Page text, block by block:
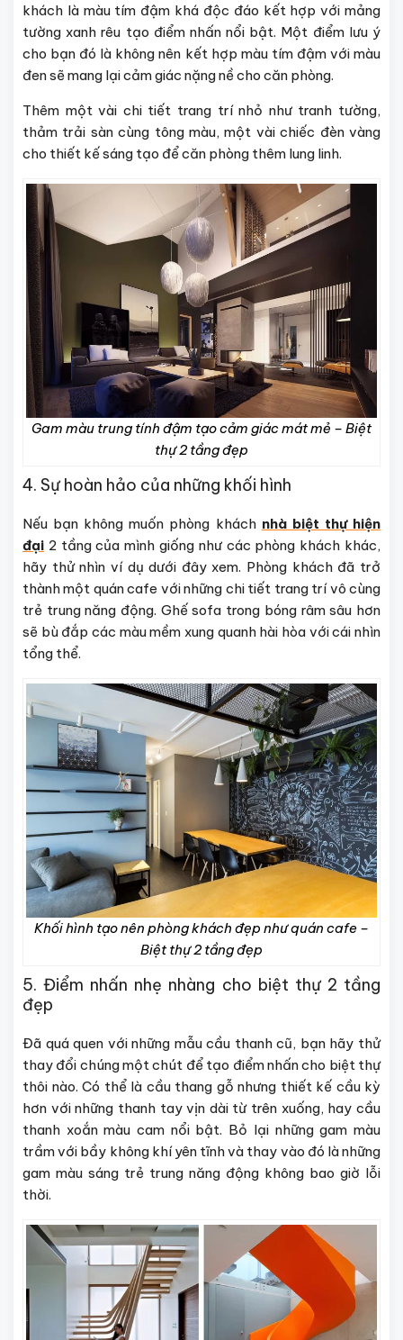
khách là màu tím đậm khá độc đáo kết hợp với mảng
tường xanh rêu tạo điểm nhấn nổi bật. Một điểm lưu ý
cho bạn đó là không nên kết hợp màu tím đậm với màu
đen sẽ mang lại cảm giác nặng nề cho căn phòng.
Thêm một vài chi tiết trang trí nhỏ như tranh tường,
thảm trải sàn cùng tông màu, một vài chiếc đèn vàng
cho thiết kế sáng tạo để căn phòng thêm lung linh.
Gam màu trung tính đậm tạo cảm giác mát mẻ – Biệt
thự 2 tầng đẹp
4. Sự hoàn hảo của những khối hình
Nếu bạn không muốn phòng khách nhà biệt thự hiện
đại 2 tầng của mình giống như các phòng khách khác,
hãy thử nhìn ví dụ dưới đây xem. Phòng khách đã trở
thành một quán cafe với những chi tiết trang trí vô cùng
trẻ trung năng động. Ghế sofa trong bóng râm sâu hơn
sẽ bù đắp các màu mềm xung quanh hài hòa với cái nhìn
tổng thể.
Khối hình tạo nên phòng khách đẹp như quán cafe –
Biệt thự 2 tầng đẹp
5. Điểm nhấn nhẹ nhàng cho biệt thự 2 tầng
đẹp
Đã quá quen với những mẫu cầu thanh cũ, bạn hãy thử
thay đổi chúng một chút để tạo điểm nhấn cho biệt thự
thôi nào. Có thể là cầu thang gỗ nhưng thiết kế cầu kỳ
hơn với những thanh tay vịn dài từ trên xuống, hay cầu
thanh xoắn màu cam nổi bật. Bỏ lại những gam màu
trầm với bầy không khí yên tĩnh và thay vào đó là những
gam màu sáng trẻ trung năng động không bao giờ lỗi
thời.